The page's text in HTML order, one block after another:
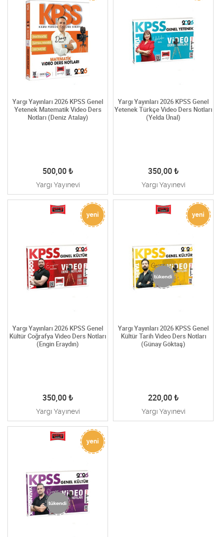
Yargı Yayınları 2026 KPSS Genel
Yetenek Matematik Video Ders
Notları (Deniz Atalay)
500,00 ₺
Yargı Yayınevi
Yargı Yayınları 2026 KPSS Genel
Yetenek Türkçe Video Ders Notları
(Yelda Ünal)
350,00 ₺
Yargı Yayınevi
Yargı Yayınları 2026 KPSS Genel
Kültür Coğrafya Video Ders Notları
(Engin Eraydın)
350,00 ₺
Yargı Yayınevi
Yargı Yayınları 2026 KPSS Genel
Kültür Tarih Video Ders Notları
(Günay Göktaş)
220,00 ₺
Yargı Yayınevi